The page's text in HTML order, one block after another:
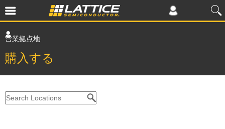
営業拠点地
購入する